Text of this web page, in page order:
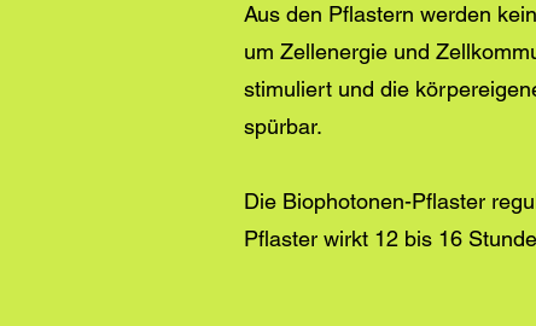
Aus den Pflastern werden
um Zellenergie und
stimuliert und die
spürbar.
Die Biophotonen-Pflaster
Pflaster wirkt 12 bis 16